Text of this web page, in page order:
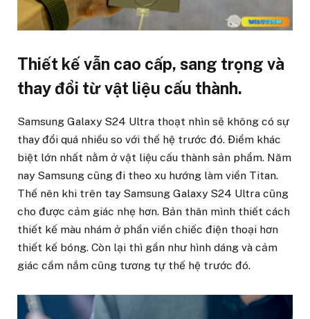
Thiết kế vẫn cao cấp, sang trọng và
thay đổi từ vật liệu cấu thành.
Samsung Galaxy S24 Ultra thoạt nhìn sẽ không có sự
thay đổi quá nhiều so với thế hệ trước đó. Điểm khác
biệt lớn nhất nằm ở vật liệu cấu thành sản phẩm. Năm
nay Samsung cũng đi theo xu hướng làm viền Titan.
Thế nên khi trên tay Samsung Galaxy S24 Ultra cũng
cho được cảm giác nhẹ hơn. Bản thân mình thiết cách
thiết kế màu nhám ở phần viền chiếc điện thoại hơn
thiết kế bóng. Còn lại thì gần như hình dáng và cảm
giác cầm nắm cũng tương tự thế hệ trước đó.